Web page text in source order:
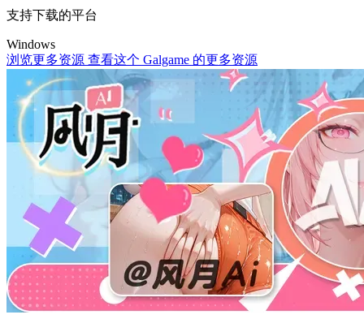
支持下载的平台
Windows
浏览更多资源 查看这个 Galgame 的更多资源